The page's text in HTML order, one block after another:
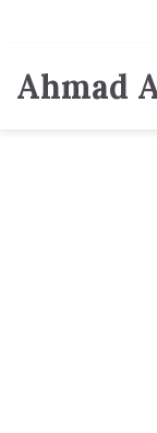
Ahmad